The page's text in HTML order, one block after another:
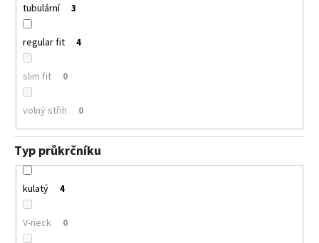
tubulární 3
regular fit 4
slim fit 0
volný střih 0
Typ průkrčníku
kulatý 4
V-neck 0